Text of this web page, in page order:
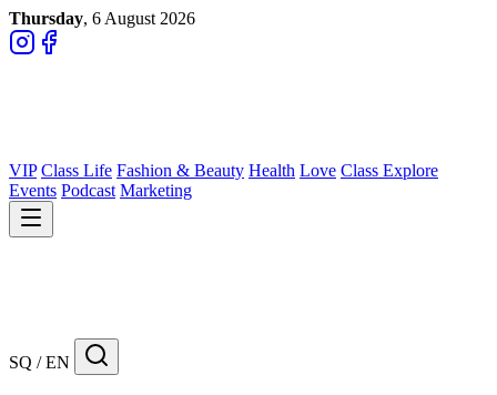
Thursday, 6 August 2026
VIP Class Life Fashion & Beauty Health Love Class Explore
Events Podcast Marketing
SQ / EN